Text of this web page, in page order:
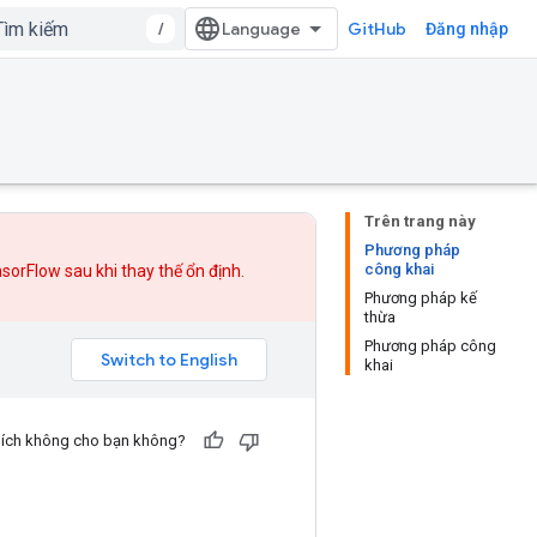
/ GitHub Đăng nhập
Trên trang này
Phương pháp
công khai
Phương pháp kế
thừa
Phương pháp công
khai
sau khi thay thếổn định.
không cho bạn không?